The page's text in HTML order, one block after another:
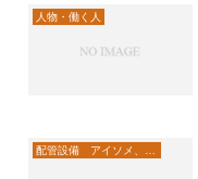
人物・働く人